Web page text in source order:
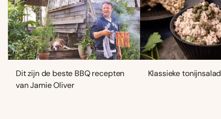
Dit zijn de beste BBQ recepten
van Jamie Oliver
Klassieke